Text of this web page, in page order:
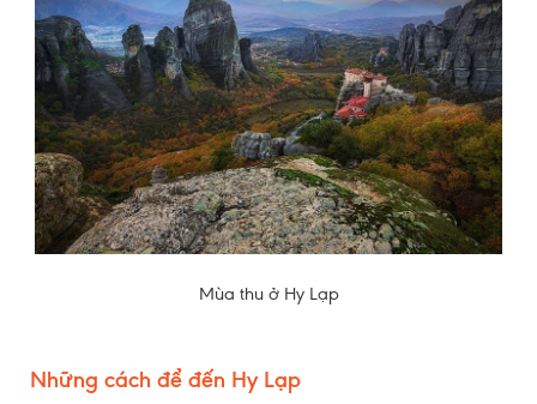
Mùa thu ở Hy Lạp
Những cách để đến Hy Lạp